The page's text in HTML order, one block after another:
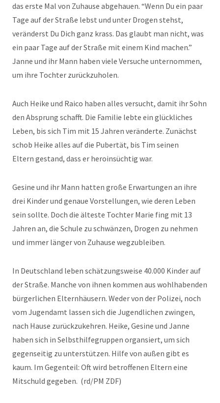
das erste Mal von Zuhause abgehauen. “Wenn Du ein paar
Tage auf der Straße lebst und unter Drogen stehst,
veränderst Du Dich ganz krass. Das glaubt man nicht, was
ein paar Tage auf der Straße mit einem Kind machen.”
Janne und ihr Mann haben viele Versuche unternommen,
um ihre Tochter zurückzuholen.
Auch Heike und Raico haben alles versucht, damit ihr Sohn
den Absprung schafft. Die Familie lebte ein glückliches
Leben, bis sich Tim mit 15 Jahren veränderte. Zunächst
schob Heike alles auf die Pubertät, bis Tim seinen
Eltern gestand, dass er heroinsüchtig war.
Gesine und ihr Mann hatten große Erwartungen an ihre
drei Kinder und genaue Vorstellungen, wie deren Leben
sein sollte. Doch die älteste Tochter Marie fing mit 13
Jahren an, die Schule zu schwänzen, Drogen zu nehmen
und immer länger von Zuhause wegzubleiben.
In Deutschland leben schätzungsweise 40.000 Kinder auf
der Straße. Manche von ihnen kommen aus wohlhabenden
bürgerlichen Elternhäusern. Weder von der Polizei, noch
vom Jugendamt lassen sich die Jugendlichen zwingen,
nach Hause zurückzukehren. Heike, Gesine und Janne
haben sich in Selbsthilfegruppen organsiert, um sich
gegenseitig zu unterstützen. Hilfe von außen gibt es
kaum. Im Gegenteil: Oft wird betroffenen Eltern eine
Mitschuld gegeben. (rd/PM ZDF)